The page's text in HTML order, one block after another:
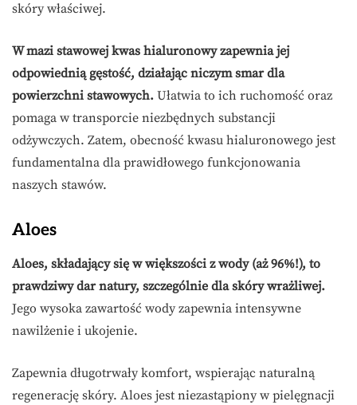
skóry właściwej.
W mazi stawowej kwas hialuronowy zapewnia jej
odpowiednią gęstość, działając niczym smar dla
powierzchni stawowych. Ułatwia to ich ruchomość oraz
pomaga w transporcie niezbędnych substancji
odżywczych. Zatem, obecność kwasu hialuronowego jest
fundamentalna dla prawidłowego funkcjonowania
naszych stawów.
Aloes
Aloes, składający się w większości z wody (aż 96%!), to
prawdziwy dar natury, szczególnie dla skóry wrażliwej.
Jego wysoka zawartość wody zapewnia intensywne
nawilżenie i ukojenie.
Zapewnia długotrwały komfort, wspierając naturalną
regenerację skóry. Aloes jest niezastąpiony w pielęgnacji